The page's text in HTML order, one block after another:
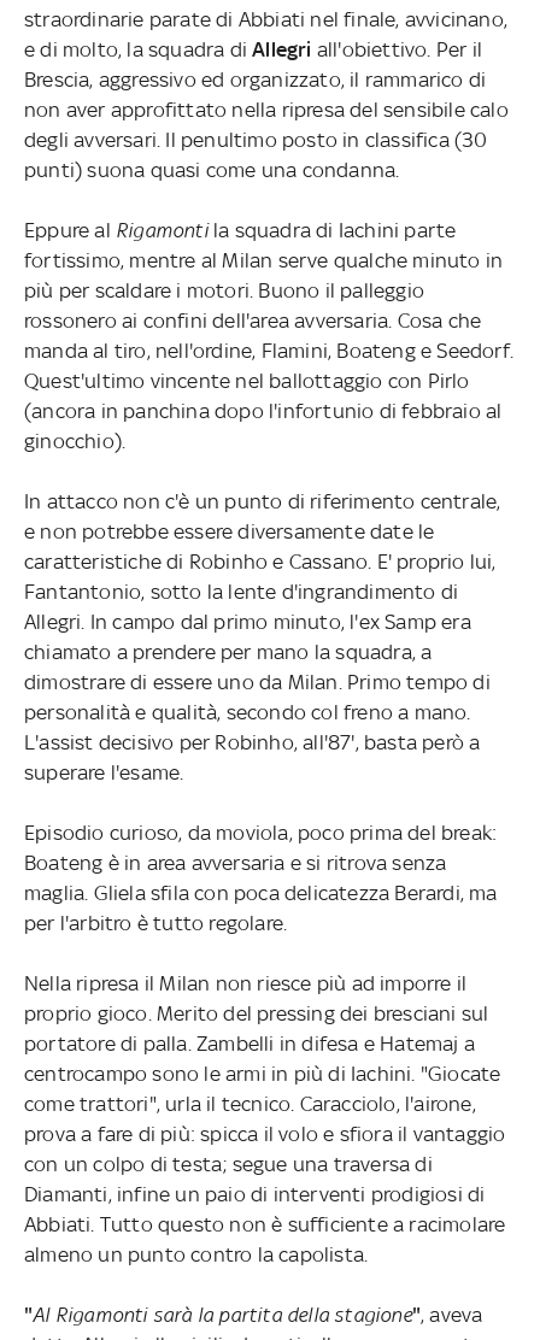
straordinarie parate di Abbiati nel finale, avvicinano,
e di molto, la squadra diAllegri all'obiettivo. Per il
Brescia, aggressivo ed organizzato, il rammarico di
non aver approfittato nella ripresa del sensibile calo
degli avversari. Il penultimo posto in classifica (30
punti) suona quasi come una condanna.
Eppure al Rigamontila squadra di Iachini parte
fortissimo, mentre al Milan serve qualche minuto in
più per scaldare i motori. Buono il palleggio
rossonero ai confini dell'area avversaria. Cosa che
manda al tiro, nell'ordine, Flamini, Boateng e Seedorf.
Quest'ultimo vincente nel ballottaggio con Pirlo
(ancora in panchina dopo l'infortunio di febbraio al
ginocchio).
In attacco non c'è un punto di riferimento centrale,
e non potrebbe essere diversamente date le
caratteristiche di Robinho e Cassano. E' proprio lui,
Fantantonio, sotto la lente d'ingrandimento di
Allegri. In campo dal primo minuto, l'ex Samp era
chiamato a prendere per mano la squadra, a
dimostrare di essere uno da Milan. Primo tempo di
personalità e qualità, secondo col freno a mano.
L'assist decisivo per Robinho, all'87', basta però a
superare l'esame.
Episodio curioso, da moviola, poco prima del break:
Boateng è in area avversaria e si ritrova senza
maglia. Gliela sfila con poca delicatezza Berardi, ma
per l'arbitro è tutto regolare.
Nella ripresa il Milan non riesce più ad imporre il
proprio gioco. Merito del pressing dei bresciani sul
portatore di palla. Zambelli in difesa e Hatemaj a
centrocampo sono le armi in più di Iachini. "Giocate
come trattori", urla il tecnico. Caracciolo, l'airone,
prova a fare di più: spicca il volo e sfiora il vantaggio
con un colpo di testa; segue una traversa di
Diamanti, infine un paio di interventi prodigiosi di
Abbiati. Tutto questo non è sufficiente a racimolare
almeno un punto contro la capolista.
"Al Rigamonti sarà la partita della stagione", aveva